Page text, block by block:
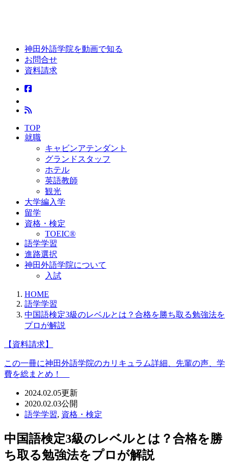
神田外語学院を動画で知る
お問合せ
資料請求
TOP
就職
キャビンアテンダント
グランドスタッフ
ホテル
英語教師
観光
大学編入学
留学
資格・検定
TOEIC®
語学学習
進路選択
神田外語学院について
入試
HOME
語学学習
中国語検定3級のレベルとは？合格を勝ち取る勉強法を
プロが解説
【資料請求】
この一冊に神田外語学院のカリキュラム詳細、先輩の声、学
費を総まとめ！
2024.02.05更新
2020.02.03公開
語学学習, 資格・検定
中国語検定3級のレベルとは？合格を勝
ち取る勉強法をプロが解説